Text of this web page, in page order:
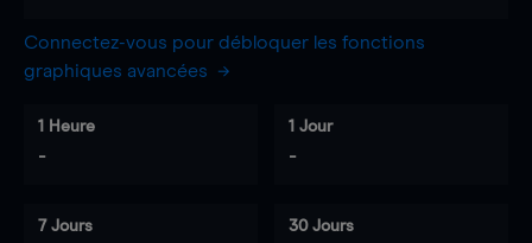
Connectez-vous pour débloquer les fonctions
graphiques avancées
1 Heure
-
1 Jour
-
7 Jours 30 Jours